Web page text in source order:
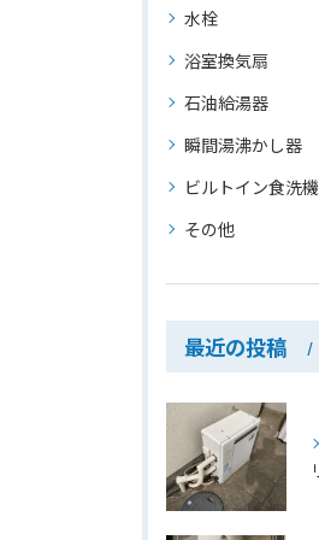
水栓
浴室換気扇
石油給湯器
瞬間湯沸かし器
ビルトイン食洗機
その他
最近の投稿